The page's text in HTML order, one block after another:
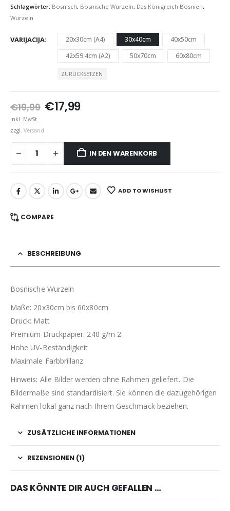
Schlagwörter: Bosnisch, Bosnische Wurzeln, Das Königreich Bosnien,
Wurzeln
VARIJACIJA 20x30cm (A4) 30x40cm
40x50cm
42x59.4cm (A2)
50x70cm 60x80cm
ZURÜCKSETZEN
€19,99 Ursprünglicher
€19,99
€17,99Aktueller
€17,99.
Inkl. MwSt.
zzgl. Versand
IN DEN WARENKORB
ADD TO WISHLIST
COMPARE
BESCHREIBUNG
Bosnische Wurzeln
Maße: 20x30cm bis 60x80cm
Druck: Matt
Premium Druckpapier: 240 g/m 2
Hohe UV-Beständigkeit
Maximale Farbbrillanz
Hinweis: Alle Bilder werden ohne Rahmen geliefert. Die
Bildermaße sind standardisiert. Sie können die dazugehörigen
Rahmen lokal ganz nach Ihrem Geschmack beziehen.
ZUSÄTZLICHE INFORMATIONEN
REZENSIONEN (1)
DAS KÖNNTE DIR AUCH GEFALLEN …